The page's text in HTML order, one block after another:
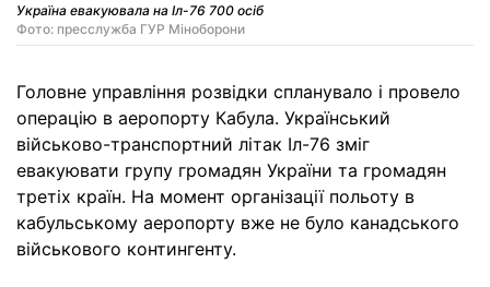
Україна евакуювала на Іл-76 700 осіб
Фото: пресслужба ГУР Міноборони
Головне управління розвідки спланувало і провело
операцію в аеропорту Кабула. Український
військово-транспортний літак Іл-76 зміг
евакуювати групу громадян України та громадян
третіх країн. На момент організації польоту в
кабульському аеропорту вже не було канадського
військового контингенту.